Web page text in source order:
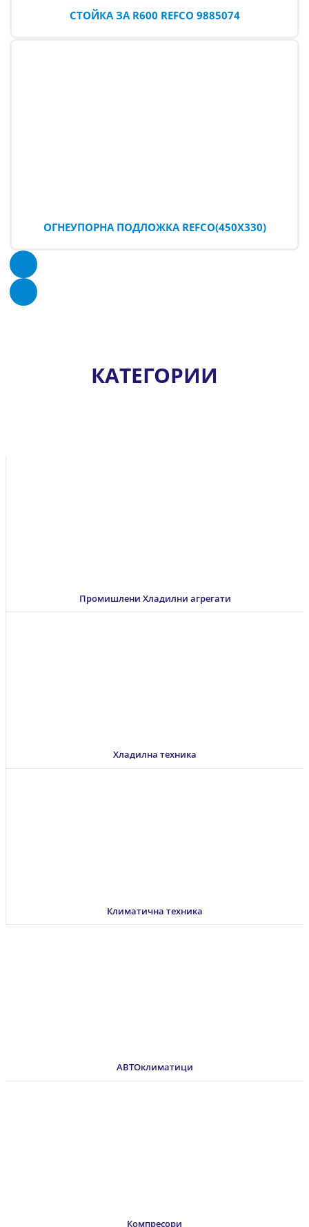
СТОЙКА ЗА R600 REFCO 9885074
ОГНЕУПОРНА ПОДЛОЖКА REFCO(450Х330)
КАТЕГОРИИ
Промишлени Хладилни агрегати
Хладилна техника
Климатична техника
АВТОклиматици
Компресори